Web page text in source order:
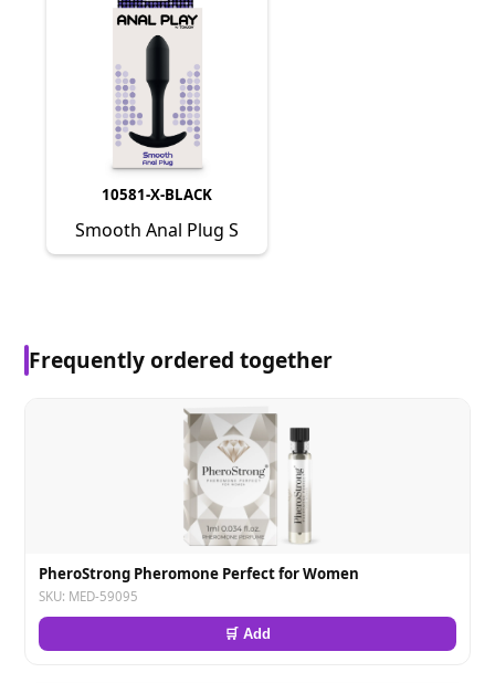
10581-X-BLACK
Smooth Anal Plug S
Frequently ordered together
PheroStrong Pheromone Perfect for Women
SKU: MED-59095
🛒 Add